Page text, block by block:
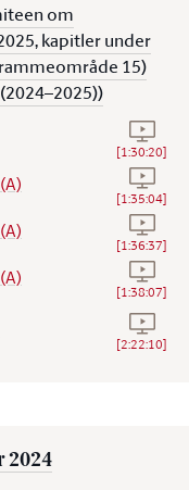
om
kapitler under
15)
Se
[1:30:20]
Se
[1:35:04]
Se
[1:36:37]
Se
[1:38:07]
Se
[2:22:10]
2024